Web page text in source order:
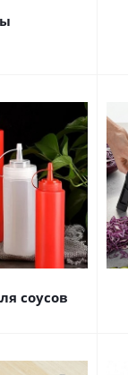
соусов